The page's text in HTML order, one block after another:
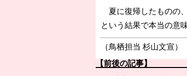
夏に復帰したものの
という結果で本当の意
（鳥栖担当 杉山文宣）
【前後の記事】